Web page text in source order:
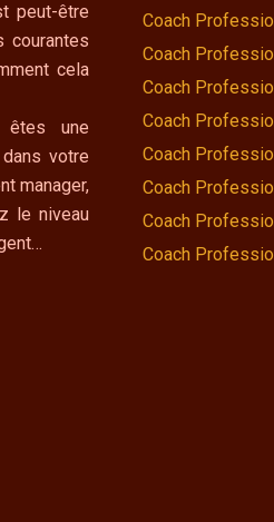
peut-être
courantes
cela
une
votre
manager,
le niveau
Coach
Coach
Coach
Coach
Coach
Coach
Coach
Coach